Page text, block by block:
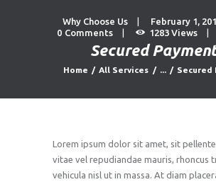
Why Choose Us
February 1,
0 Comments 1283 Views
Secured
Home All Services Secured
ABOUT US
FIND A USED CAR
Lorem ipsum dolor sit amet, sit
vitae vel repudiandae mauris, rhoncus
vehicula nisl ut in massa. At diam